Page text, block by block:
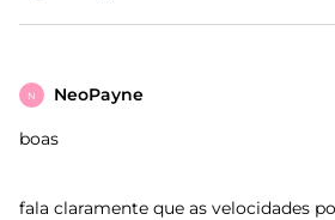
N NeoPayne
boas
fala claramente que as velocidades